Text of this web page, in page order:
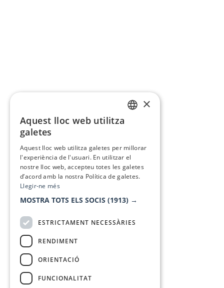
×
Aquest lloc web utilitza
galetes
Aquest lloc web utilitza galetes per millorar
l'experiència de l'usuari. En utilitzar el
nostre lloc web, accepteu totes les galetes
d’acord amb la nostra Política de galetes.
Llegir-ne més
MOSTRA TOTS ELS SOCIS (1913) →
ESTRICTAMENT NECESSÀRIES
RENDIMENT
ORIENTACIÓ
FUNCIONALITAT